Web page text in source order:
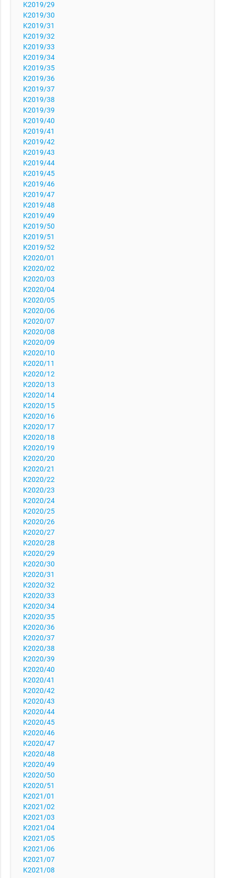
K2019/29
K2019/30
K2019/31
K2019/32
K2019/33
K2019/34
K2019/35
K2019/36
K2019/37
K2019/38
K2019/39
K2019/40
K2019/41
K2019/42
K2019/43
K2019/44
K2019/45
K2019/46
K2019/47
K2019/48
K2019/49
K2019/50
K2019/51
K2019/52
K2020/01
K2020/02
K2020/03
K2020/04
K2020/05
K2020/06
K2020/07
K2020/08
K2020/09
K2020/10
K2020/11
K2020/12
K2020/13
K2020/14
K2020/15
K2020/16
K2020/17
K2020/18
K2020/19
K2020/20
K2020/21
K2020/22
K2020/23
K2020/24
K2020/25
K2020/26
K2020/27
K2020/28
K2020/29
K2020/30
K2020/31
K2020/32
K2020/33
K2020/34
K2020/35
K2020/36
K2020/37
K2020/38
K2020/39
K2020/40
K2020/41
K2020/42
K2020/43
K2020/44
K2020/45
K2020/46
K2020/47
K2020/48
K2020/49
K2020/50
K2020/51
K2021/01
K2021/02
K2021/03
K2021/04
K2021/05
K2021/06
K2021/07
K2021/08